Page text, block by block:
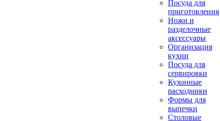
Посуда для
приготовления
Ножи и
разделочные
аксессуары
Организация
кухни
Посуда для
сервировки
Кухонные
расходники
Формы для
выпечки
Столовые